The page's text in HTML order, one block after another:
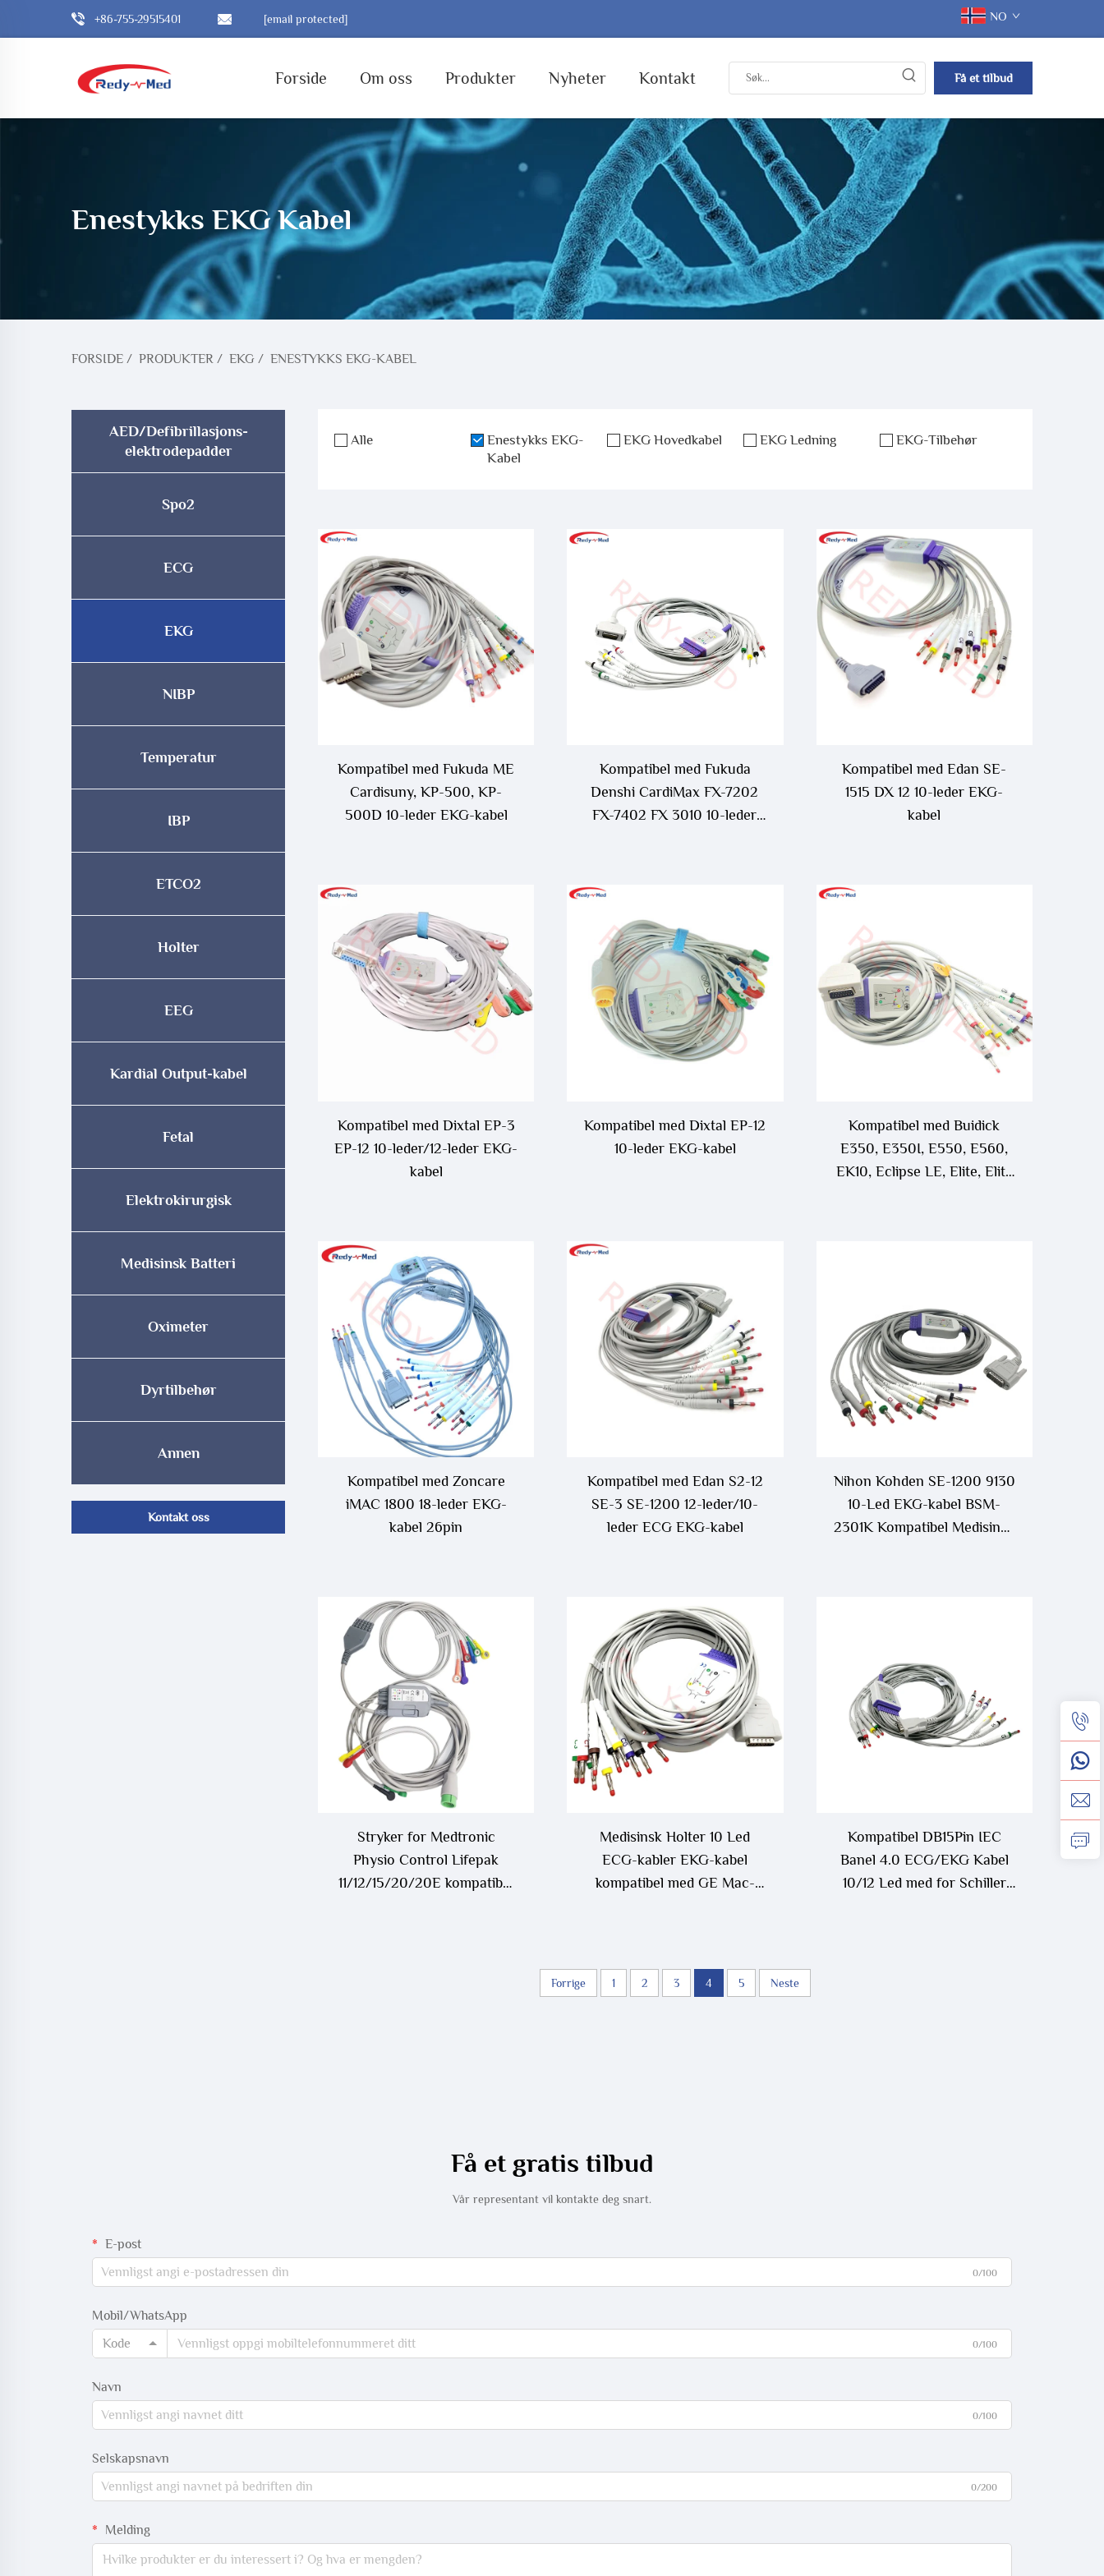
+86-755-29515401 [email protected] NO
Forside Om oss Produkter Nyheter Kontakt Få et tilbud
Enestykks EKG Kabel
FORSIDE / PRODUKTER / EKG / ENESTYKKS EKG-KABEL
AED/Defibrillasjons-
elektrodepadder
Spo2
ECG
EKG
NIBP
Temperatur
IBP
ETCO2
Holter
EEG
Kardial Output-kabel
Fetal
Elektrokirurgisk
Medisinsk Batteri
Oximeter
Dyrtilbehør
Annen
Kontakt oss
Alle
Enestykks EKG-
Kabel
EKG Hovedkabel EKG Ledning EKG-Tilbehør
Kompatibel med Fukuda ME
Cardisuny, KP-500, KP-
500D 10-leder EKG-kabel
Kompatibel med Fukuda
Denshi CardiMax FX-7202
FX-7402 FX 3010 10-leder
Kompatibel med Edan SE-
1515 DX 12 10-leder EKG-
kabel
Kompatibel med Dixtal EP-3
EP-12 10-leder/12-leder EKG-
kabel
Kompatibel med Dixtal EP-12
10-leder EKG-kabel
Kompatibel med Buidick
E350, E350I, E550, E560,
EK10, Eclipse LE, Elite, Elite
Kompatibel med Zoncare
iMAC 1800 18-leder EKG-
kabel 26pin
Kompatibel med Edan S2-12
SE-3 SE-1200 12-leder/10-
leder ECG EKG-kabel
Nihon Kohden SE-1200 9130
10-Led EKG-kabel BSM-
2301K Kompatibel Medisinsk
Stryker for Medtronic
Physio Control Lifepak
11/12/15/20/20E kompatibel
Medisinsk Holter 10 Led
ECG-kabler EKG-kabel
kompatibel med GE Mac-
Kompatibel DB15Pin IEC
Banel 4.0 ECG/EKG Kabel
10/12 Led med for Schiller
Forrige 1 2 3 4 5 Neste
Få et gratis tilbud
Vår representant vil kontakte deg snart.
E-post
0/100
Mobil/WhatsApp
Kode
0/100
Navn
0/100
Selskapsnavn
0/200
Melding